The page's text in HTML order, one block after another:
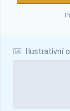
Ilustrativní